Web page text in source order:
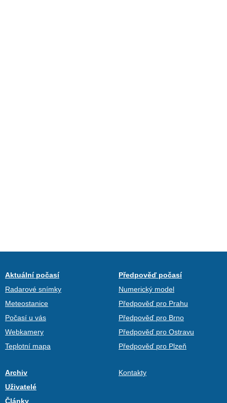
Aktuální počasí
Radarové snímky
Meteostanice
Počasí u vás
Webkamery
Teplotní mapa
Předpověď počasí
Numerický model
Předpověď pro Prahu
Předpověď pro Brno
Předpověď pro Ostravu
Předpověď pro Plzeň
Archiv
Uživatelé
Články
Kontakty